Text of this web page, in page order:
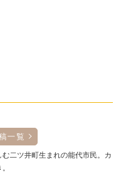
一覧
二ツ井町生まれの能代市民。カ